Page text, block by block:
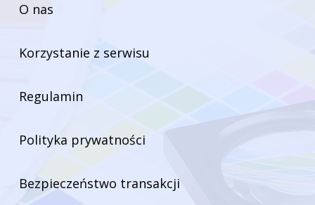
O nas
Korzystanie z serwisu
Regulamin
Polityka prywatności
Bezpieczeństwo transakcji